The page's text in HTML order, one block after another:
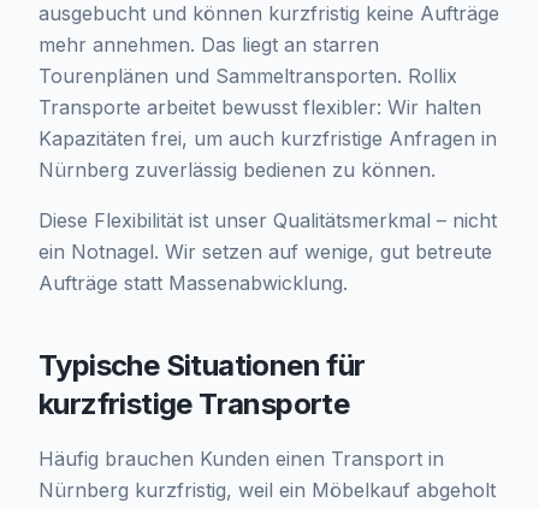
ausgebucht und können kurzfristig keine Aufträge
mehr annehmen. Das liegt an starren
Tourenplänen und Sammeltransporten. Rollix
Transporte arbeitet bewusst flexibler: Wir halten
Kapazitäten frei, um auch kurzfristige Anfragen in
Nürnberg zuverlässig bedienen zu können.
Diese Flexibilität ist unser Qualitätsmerkmal – nicht
ein Notnagel. Wir setzen auf wenige, gut betreute
Aufträge statt Massenabwicklung.
Typische Situationen für
kurzfristige Transporte
Häufig brauchen Kunden einen Transport in
Nürnberg kurzfristig, weil ein Möbelkauf abgeholt